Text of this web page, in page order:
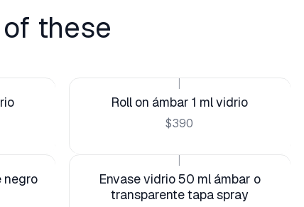
these
Roll on ámbar 1 ml vidrio
$390
negro
Envase vidrio 50 ml ámbar o
transparente tapa spray